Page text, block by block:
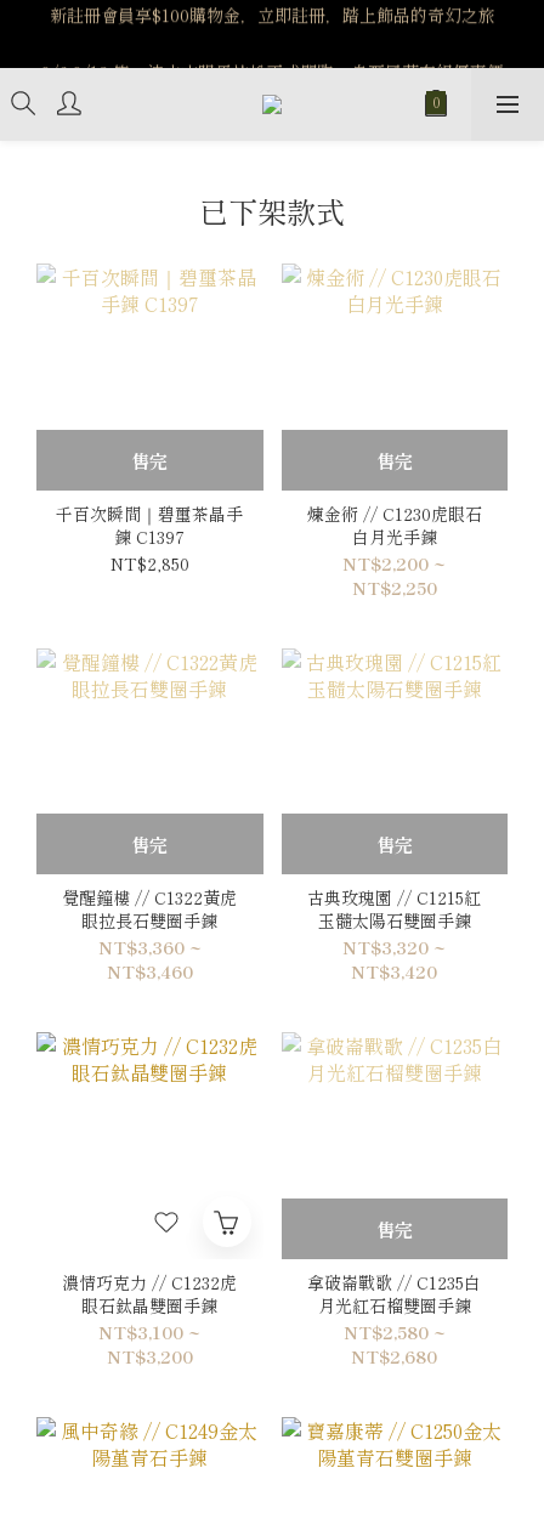
️8/6-8/12 第一波古文明馬拉松正式開跑：烏爾風華套組優惠價
$5140
已下架款式
售完
千百次瞬間｜碧璽茶晶手
鍊 C1397
NT$2,850
售完
煉金術 // C1230虎眼石
白月光手鍊
NT$2,200 ~
NT$2,250
售完
覺醒鐘樓 // C1322黃虎
眼拉長石雙圈手鍊
NT$3,360 ~
NT$3,460
售完
古典玫瑰園 // C1215紅
玉髓太陽石雙圈手鍊
NT$3,320 ~
NT$3,420
濃情巧克力 // C1232虎
眼石鈦晶雙圈手鍊
NT$3,100 ~
NT$3,200
售完
拿破崙戰歌 // C1235白
月光紅石榴雙圈手鍊
NT$2,580 ~
NT$2,680